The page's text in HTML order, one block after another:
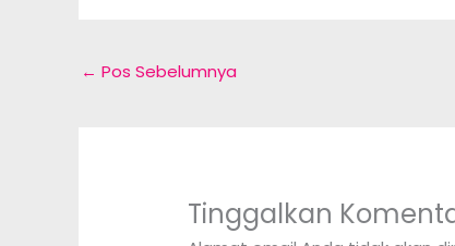
← Pos Sebelumnya
Tinggalkan